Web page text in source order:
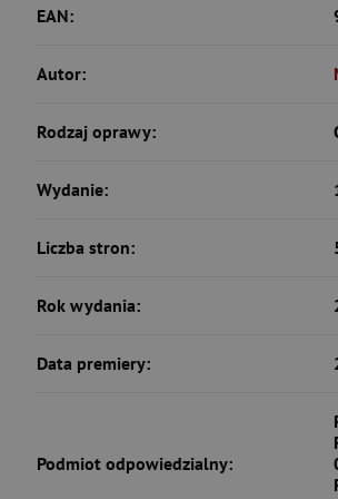
EAN:
Autor:
Rodzaj oprawy:
Wydanie:
Liczba stron:
Rok wydania:
Data premiery:
Podmiot odpowiedzialny: